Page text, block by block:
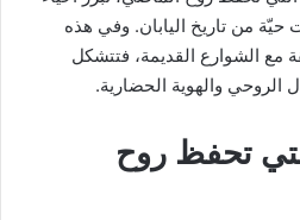
حيّة من تاريخ اليابان. وفي هذه
مع الشوارع القديمة، فتتشكل
الروحي والهوية الحضارية.
تحفظ روح